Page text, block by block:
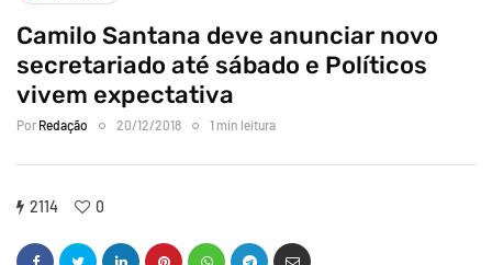
Camilo Santana deve anunciar novo
secretariado até sábado e Políticos
vivem expectativa
Por Redação 20/12/2018 1 min leitura
2114 0